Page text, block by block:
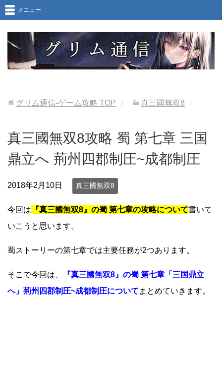
メニュー
グリム通信-ゲーム攻略 TOP 真三國無双8
真三國無双8攻略 蜀 第七章 三国
鼎立へ 荊州四郡制圧~成都制圧
2018年2月10日 真三國無双8
今回は 『真三國無双8』の蜀 第七章の攻略について書いて
いこうと思います。
蜀ストーリーの第七章では主要任務が2つあります。
そこで今回は、
『真三國無双8』の蜀 第七章「三国鼎立
へ」荊州四郡制圧~成都制圧について まとめていきます。